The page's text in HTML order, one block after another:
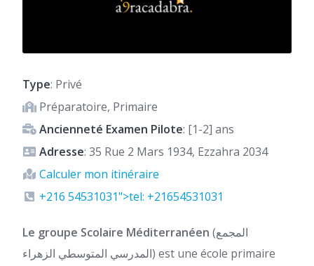
Type: Privé
Préparatoire, Primaire
Ancienneté Examen Pilote: [1-2] ans
Adresse: 35 Rue 2 Mars 1934, Ezzahra 2034
Calculer mon itinéraire
+216 54531031">tel: +21654531031
Le groupe Scolaire Méditerranéen (المجمع
المدرسي المتوسطي الزهراء) est une école primaire